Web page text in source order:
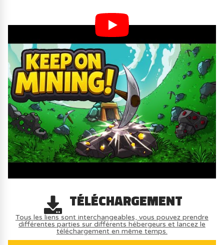
TÉLÉCHARGEMENT
Tous les liens sont interchangeables, vous pouvez prendre
différentes parties sur différents hébergeurs et lancez le
téléchargement en même temps.